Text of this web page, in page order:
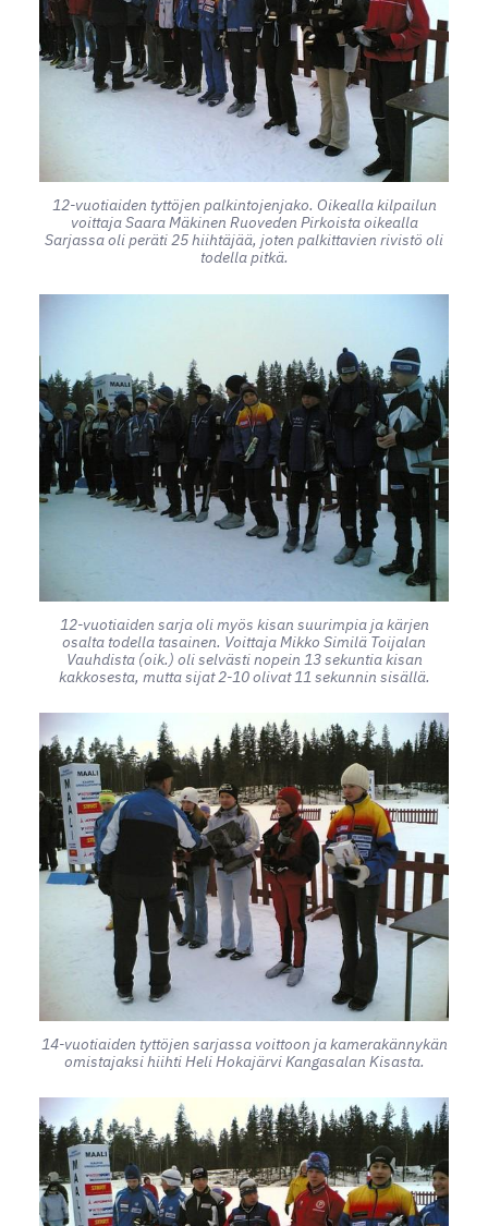
12-vuotiaiden tyttöjen palkintojenjako. Oikealla kilpailun
voittaja Saara Mäkinen Ruoveden Pirkoista oikealla
Sarjassa oli peräti 25 hiihtäjää, joten palkittavien rivistö oli
todella pitkä.
12-vuotiaiden sarja oli myös kisan suurimpia ja kärjen
osalta todella tasainen. Voittaja Mikko Similä Toijalan
Vauhdista (oik.) oli selvästi nopein 13 sekuntia kisan
kakkosesta, mutta sijat 2-10 olivat 11 sekunnin sisällä.
14-vuotiaiden tyttöjen sarjassa voittoon ja kamerakännykän
omistajaksi hiihti Heli Hokajärvi Kangasalan Kisasta.